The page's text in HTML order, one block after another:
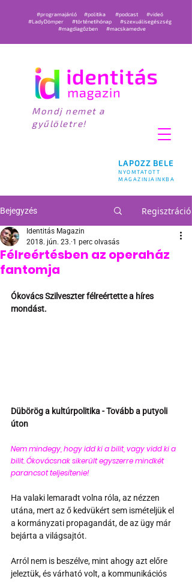
LAPOZZ BELE
NYOMTATOTT
MAGAZINJAINKBA
#programajánló #politika #podcast
#videó
#LadyDömper
#történetihónap
#szexuálisegészség
#magdiagőzben
#macskamedve
Mondj nemet a
gyűlöletre!
Bejegyzés Regisztráció
Félreértésben az operaház
fantomja
Identitás Magazin
2018. jún. 23. 1 perc olvasás
Ókovács Szilveszter félreértette a híres
mondást.
Dübörög a kultúrpolitika - Tovább a putyoli
úton
Nem mindegy, hogy idd ki a bilit, vagy vidd ki a
bilit. Ókovácsnak sikerült egyszerre mindkét
parancsot teljesítenie!
Ha valaki lemaradt volna róla, az nézzen
utána, mert az ő kedvükért sem ismételjük el
a kormányzati propagandát, de az ügy már
bejárta a világsajtót.
Arról nem is beszélve, mint ahogy azt előre
jeleztük, és várható volt, a kommunikációs